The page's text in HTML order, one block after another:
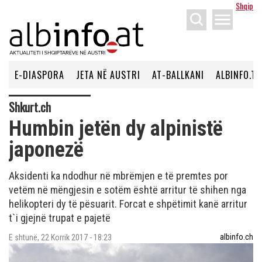
Shqip
menu
E-DIASPORA JETA NË AUSTRI AT-BALLKANI ALBINFO.TV
Shkurt.ch
Humbin jetën dy alpinistë
japonezë
Aksidenti ka ndodhur në mbrëmjen e të premtes por
vetëm në mëngjesin e sotëm është arritur të shihen nga
helikopteri dy të pësuarit. Forcat e shpëtimit kanë arritur
t`i gjejnë trupat e pajetë
E shtunë, 22 Korrik 2017 - 18:23 albinfo.ch